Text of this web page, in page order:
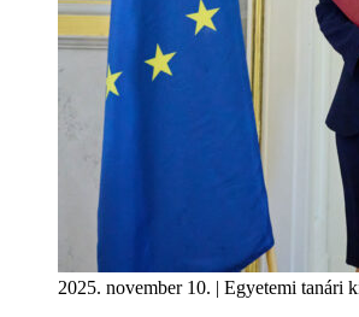
2025. november 10. | Egyetemi tanári